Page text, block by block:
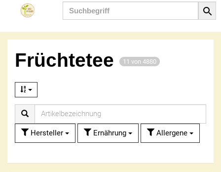
Produkt
Früchtetee 11 von 4880
Hersteller Ernährung Allergene